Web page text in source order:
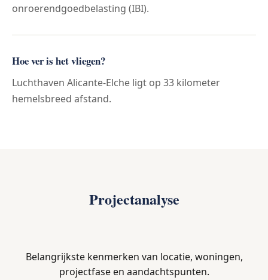
onroerendgoedbelasting (IBI).
Hoe ver is het vliegen?
Luchthaven Alicante-Elche ligt op 33 kilometer
hemelsbreed afstand.
Projectanalyse
Belangrijkste kenmerken van locatie, woningen,
projectfase en aandachtspunten.